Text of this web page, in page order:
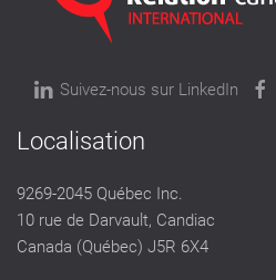
Suivez-nous sur LinkedIn
Localisation
9269-2045 Québec Inc.
10 rue de Darvault, Candiac
Canada (Québec) J5R 6X4